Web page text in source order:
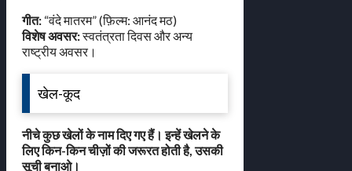
गीत: “वंदे मातरम” (फ़िल्म: आनंद मठ)
विशेष अवसर:स्वतंत्रता दिवस और अन्य
राष्ट्रीय अवसर।
खेल-कूद
नीचे कुछ खेलों के नाम दिए गए हैं। इन्हें खेलने के
लिए किन-किन चीज़ों की जरूरत होती है, उसकी
सूची बनाओ।